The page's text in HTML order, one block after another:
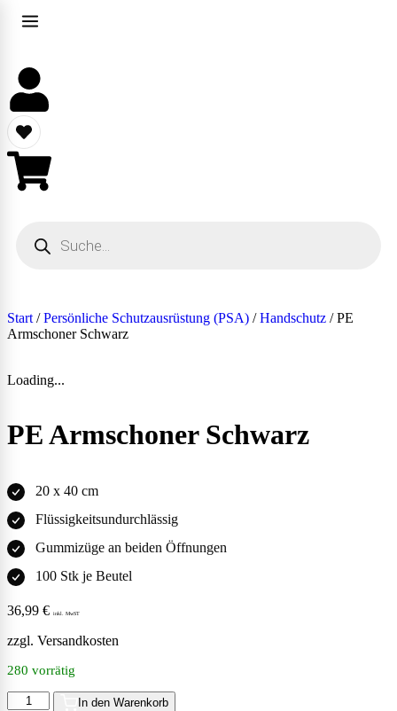
Start /Persönliche Schutzausrüstung (PSA) /Handschutz / PE
Armschoner Schwarz
Loading...
PE Armschoner Schwarz
20 x 40 cm
Flüssigkeitsundurchlässig
Gummizüge an beiden Öffnungen
100 Stk je Beutel
36,99 € inkl. MwST
zzgl. Versandkosten
280 vorrätig
In den Warenkorb